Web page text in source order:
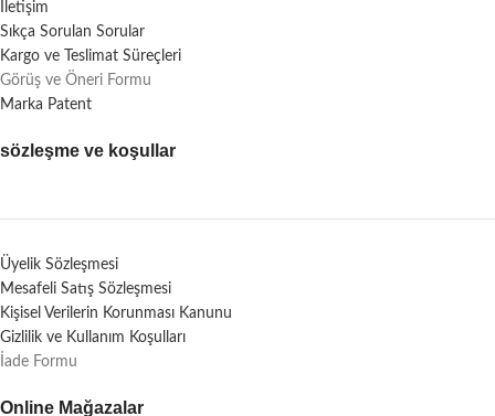
İletişim
Sıkça Sorulan Sorular
Kargo ve Teslimat Süreçleri
Görüş ve Öneri Formu
Marka Patent
sözleşme ve koşullar
Üyelik Sözleşmesi
Mesafeli Satış Sözleşmesi
Kişisel Verilerin Korunması Kanunu
Gizlilik ve Kullanım Koşulları
İade Formu
Online Mağazalar